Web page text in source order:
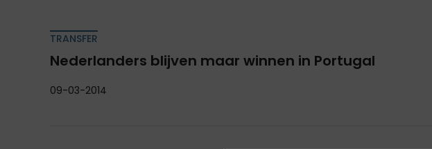
TRANSFER
Nederlanders blijven maar winnen in Portugal
09-03-2014